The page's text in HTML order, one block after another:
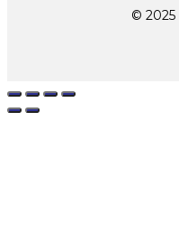
© 2025